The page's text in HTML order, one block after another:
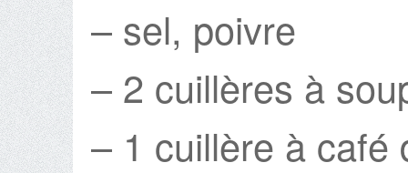
– sel, poivre
– 2 cuillères à
– 1 cuillère à café